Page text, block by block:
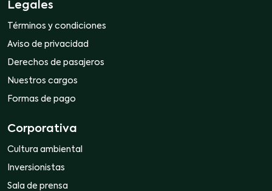
Legales
Términos y condiciones
Aviso de privacidad
Derechos de pasajeros
Nuestros cargos
Formas de pago
Corporativa
Cultura ambiental
Inversionistas
Sala de prensa